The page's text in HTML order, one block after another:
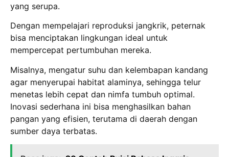
yang serupa.
Dengan mempelajari reproduksi jangkrik, peternak
bisa menciptakan lingkungan ideal untuk
mempercepat pertumbuhan mereka.
Misalnya, mengatur suhu dan kelembapan kandang
agar menyerupai habitat alaminya, sehingga telur
menetas lebih cepat dan nimfa tumbuh optimal.
Inovasi sederhana ini bisa menghasilkan bahan
pangan yang efisien, terutama di daerah dengan
sumber daya terbatas.